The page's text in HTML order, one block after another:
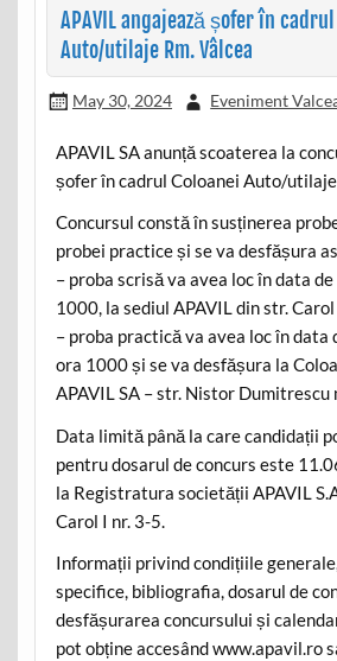
APAVIL angajează șofer în
Auto/utilaje Rm. Vâlcea
May 30, 2024 Eveniment
APAVIL SA anunță scoaterea la
șofer în cadrul Coloanei Auto/utilaje
Concursul constă în susținerea
probei practice și se va desfășura
– proba scrisă va avea loc în data
1000, la sediul APAVIL din str.
– proba practică va avea loc în data
ora 1000 și se va desfășura la
APAVIL SA – str. Nistor Dumitrescu
Data limită până la care candidații
pentru dosarul de concurs este
la Registratura societății APAVIL
Carol I nr. 3-5.
Informații privind condițiile
specifice, bibliografia, dosarul de
desfășurarea concursului și
pot obține accesând www.apavil.ro